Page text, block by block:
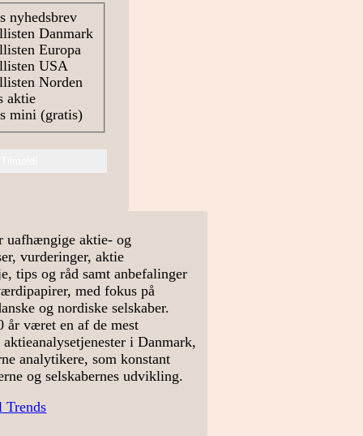
nyhedsbrev
Danmark
Europa
USA
Norden
aktie
mini (gratis)
uafhængige aktie- og
vurderinger, aktie
tips og råd samt anbefalinger
med fokus på
og nordiske selskaber.
år været en af de mest
aktieanalysetjenester i Danmark,
analytikere, som konstant
og selskabernes udvikling.
Trends